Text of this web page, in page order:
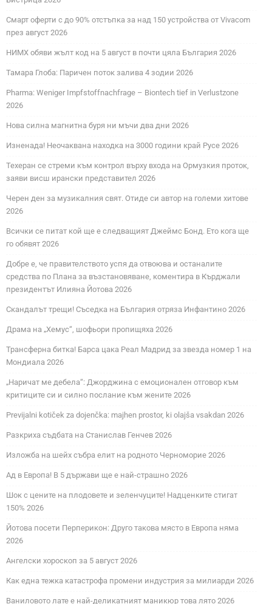
Смарт оферти с до 90% отстъпка за над 150 устройства от Vivacom
през август 2026
НИМХ обяви жълт код на 5 август в почти цяла България 2026
Тамара Глоба: Паричен поток залива 4 зодии 2026
Pharma: Weniger Impfstoffnachfrage – Biontech tief in Verlustzone
2026
Нова силна магнитна буря ни мъчи два дни 2026
Изненада! Неочаквана находка на 3000 години край Русе 2026
Техеран се стреми към контрол върху входа на Ормузкия проток,
заяви висш ирански представител 2026
Черен ден за музикалния свят. Отиде си автор на големи хитове
2026
Всички се питат кой ще е следващият Джеймс Бонд. Ето кога ще
го обявят 2026
Добре е, че правителството успя да отвоюва и останалите
средства по Плана за възстановяване, коментира в Кърджали
президентът Илияна Йотова 2026
Скандалът трещи! Съседка на България отряза Инфантино 2026
Драма на „Хемус“, шофьори пропищяха 2026
Трансферна битка! Барса цака Реал Мадрид за звезда номер 1 на
Мондиала 2026
„Наричат ме дебела“: Джорджина с емоционален отговор към
критиците си и силно послание към жените 2026
Previjalni kotiček za dojenčka: majhen prostor, ki olajša vsakdan 2026
Разкриха съдбата на Станислав Генчев 2026
Изложба на шейх събра елит на родното Черноморие 2026
Ад в Европа! В 5 държави ще е най-страшно 2026
Шок с цените на плодовете и зеленчуците! Надценките стигат
150% 2026
Йотова посети Перперикон: Друго такова място в Европа няма
2026
Ангелски хороскоп за 5 август 2026
Как една тежка катастрофа промени индустрия за милиарди 2026
Ваниловото лате е най-деликатният маникюр това лято 2026